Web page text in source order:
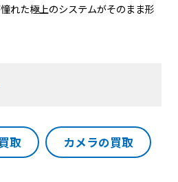
れた極上のシステムがそのまま形
取 カメラの買取